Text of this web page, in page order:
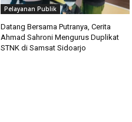
Pelayanan Publik
Datang Bersama Putranya, Cerita
Ahmad Sahroni Mengurus Duplikat
STNK di Samsat Sidoarjo